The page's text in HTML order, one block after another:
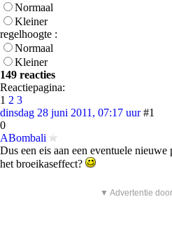
Normaal
Kleiner
regelhoogte :
Normaal
Kleiner
149 reacties
Reactiepagina:
1 2 3
dinsdag 28 juni 2011, 07:17 uur #1
0
ABombali
Dus een eis aan een eventuele
het broeikaseffect?
▼ Advertentie